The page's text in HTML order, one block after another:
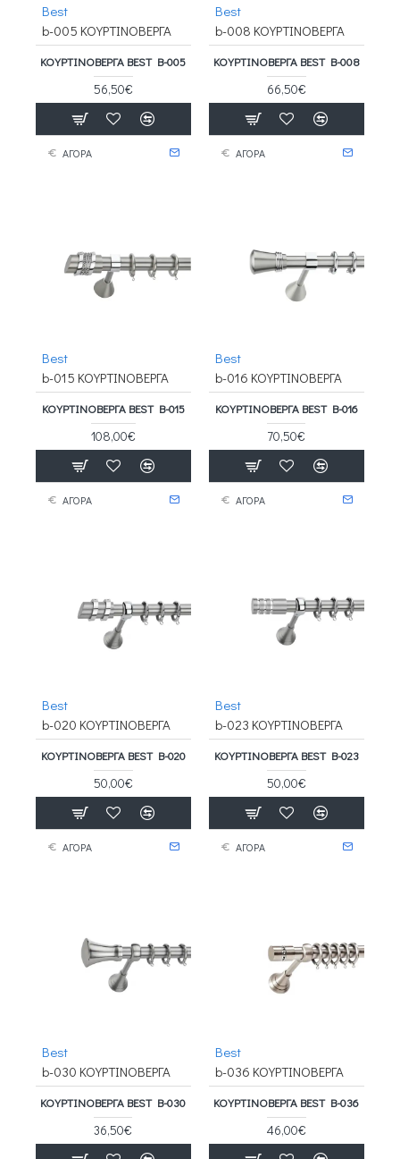
Best
b-005 ΚΟΥΡΤΙΝΟΒΕΡΓΑ
ΚΟΥΡΤΙΝΟΒΕΡΓΑ BEST B-005
56,50€
ΑΓΟΡΑ
Best
b-008 ΚΟΥΡΤΙΝΟΒΕΡΓΑ
ΚΟΥΡΤΙΝΟΒΕΡΓΑ BEST B-008
66,50€
ΑΓΟΡΑ
Best
b-015 ΚΟΥΡΤΙΝΟΒΕΡΓΑ
ΚΟΥΡΤΙΝΟΒΕΡΓΑ BEST B-015
108,00€
ΑΓΟΡΑ
Best
b-016 ΚΟΥΡΤΙΝΟΒΕΡΓΑ
ΚΟΥΡΤΙΝΟΒΕΡΓΑ BEST B-016
70,50€
ΑΓΟΡΑ
Best
b-020 ΚΟΥΡΤΙΝΟΒΕΡΓΑ
ΚΟΥΡΤΙΝΟΒΕΡΓΑ BEST B-020
50,00€
ΑΓΟΡΑ
Best
b-023 ΚΟΥΡΤΙΝΟΒΕΡΓΑ
ΚΟΥΡΤΙΝΟΒΕΡΓΑ BEST B-023
50,00€
ΑΓΟΡΑ
Best
b-030 ΚΟΥΡΤΙΝΟΒΕΡΓΑ
ΚΟΥΡΤΙΝΟΒΕΡΓΑ BEST B-030
36,50€
Best
b-036 ΚΟΥΡΤΙΝΟΒΕΡΓΑ
ΚΟΥΡΤΙΝΟΒΕΡΓΑ BEST B-036
46,00€